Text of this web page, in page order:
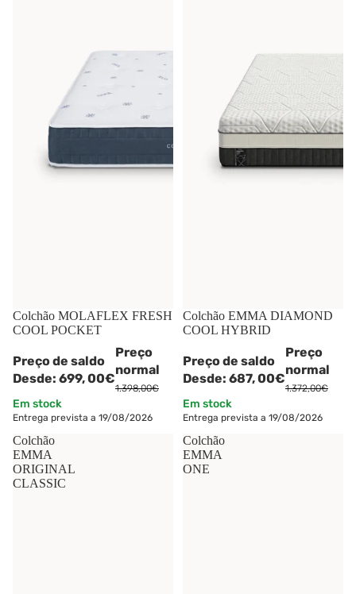
-50%
Colchão MOLAFLEX FRESH
COOL POCKET
Preço de saldo
Desde: 699,00€
Preço
normal
1.398,00€
Em stock
Entrega prevista a 19/08/2026
-50%
Colchão EMMA DIAMOND
COOL HYBRID
Preço de saldo
Desde: 687,00€
Preço
normal
1.372,00€
Em stock
Entrega prevista a 19/08/2026
Colchão
EMMA
ORIGINAL
CLASSIC
Colchão
EMMA
ONE